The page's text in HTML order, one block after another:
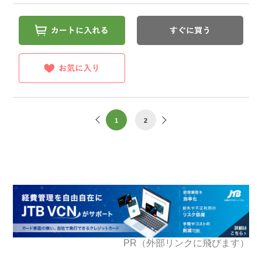
1 2
PR（外部リンクに飛びます）